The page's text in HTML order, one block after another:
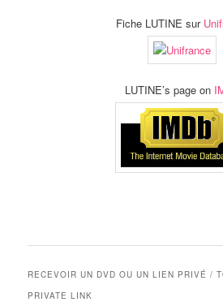
Fiche LUTINE sur
LUTINE’s page on
RECEVOIR UN DVD OU UN LIEN PRIVÉ /
PRIVATE LINK